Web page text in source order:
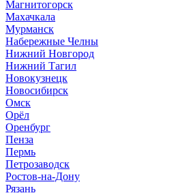
Магнитогорск
Махачкала
Мурманск
Набережные Челны
Нижний Новгород
Нижний Тагил
Новокузнецк
Новосибирск
Омск
Орёл
Оренбург
Пенза
Пермь
Петрозаводск
Ростов-на-Дону
Рязань